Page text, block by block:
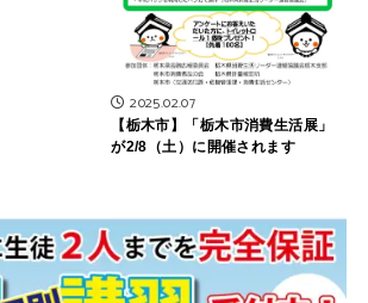
2025.02.07
【栃木市】「栃木市消費生活展」
が2/8（土）に開催されます